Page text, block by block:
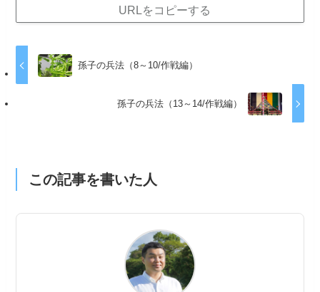
URLをコピーする
孫子の兵法（8～10/作戦編）
孫子の兵法（13～14/作戦編）
この記事を書いた人